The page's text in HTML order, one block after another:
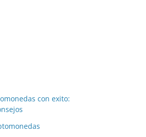
con exito: